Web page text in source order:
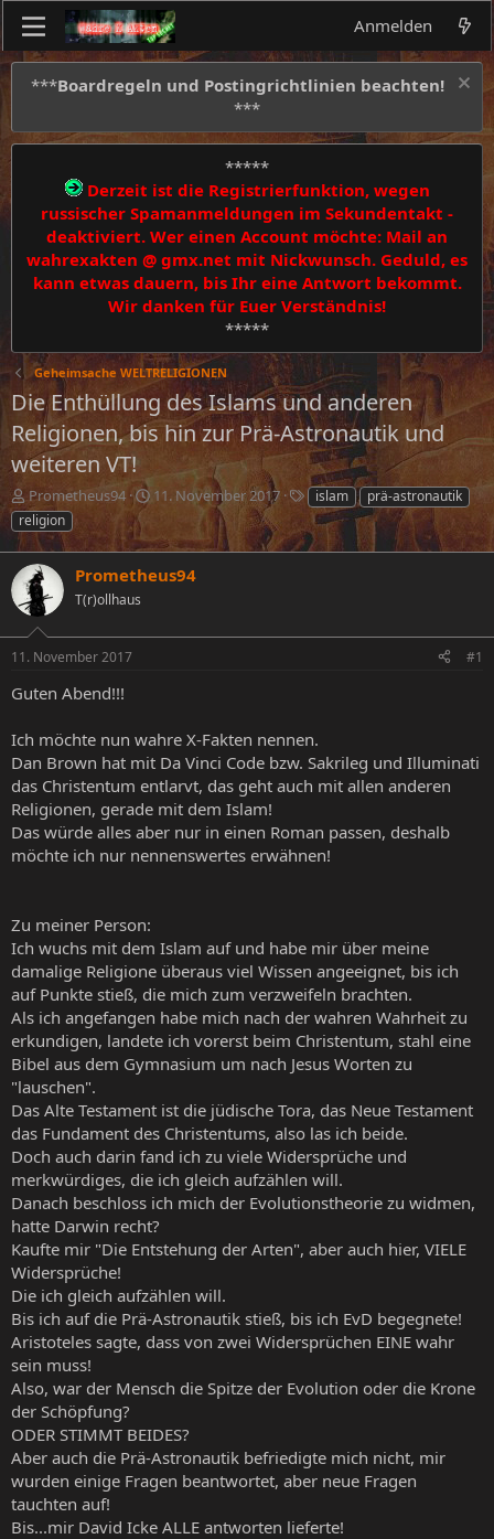
Anmelden
***Boardregeln und Postingrichtlinien beachten!
***
*****
Derzeit ist die Registrierfunktion, wegen
russischer Spamanmeldungen im Sekundentakt -
deaktiviert. Wer einen Account möchte: Mail an
wahrexakten @ gmx.net mit Nickwunsch. Geduld, es
kann etwas dauern, bis Ihr eine Antwort bekommt.
Wir danken für Euer Verständnis!
*****
Geheimsache WELTRELIGIONEN
Die Enthüllung des Islams und anderen
Religionen, bis hin zur Prä-Astronautik und
weiteren VT!
E
r
s
t
e
l
l
e
Prometheus94
E
t
e
t
11. November 2017
S
c
h
l
o
islam
prä-astronautik
religion
Prometheus94
T(r)ollhaus
11. November 2017 #1
Guten Abend!!!
Ich möchte nun wahre X-Fakten nennen.
Dan Brown hat mit Da Vinci Code bzw. Sakrileg und Illuminati
das Christentum entlarvt, das geht auch mit allen anderen
Religionen, gerade mit dem Islam!
Das würde alles aber nur in einen Roman passen, deshalb
möchte ich nur nennenswertes erwähnen!
Zu meiner Person:
Ich wuchs mit dem Islam auf und habe mir über meine
damalige Religione überaus viel Wissen angeeignet, bis ich
auf Punkte stieß, die mich zum verzweifeln brachten.
Als ich angefangen habe mich nach der wahren Wahrheit zu
erkundigen, landete ich vorerst beim Christentum, stahl eine
Bibel aus dem Gymnasium um nach Jesus Worten zu
"lauschen".
Das Alte Testament ist die jüdische Tora, das Neue Testament
das Fundament des Christentums, also las ich beide.
Doch auch darin fand ich zu viele Widersprüche und
merkwürdiges, die ich gleich aufzählen will.
Danach beschloss ich mich der Evolutionstheorie zu widmen,
hatte Darwin recht?
Kaufte mir "Die Entstehung der Arten", aber auch hier, VIELE
Widersprüche!
Die ich gleich aufzählen will.
Bis ich auf die Prä-Astronautik stieß, bis ich EvD begegnete!
Aristoteles sagte, dass von zwei Widersprüchen EINE wahr
sein muss!
Also, war der Mensch die Spitze der Evolution oder die Krone
der Schöpfung?
ODER STIMMT BEIDES?
Aber auch die Prä-Astronautik befriedigte mich nicht, mir
wurden einige Fragen beantwortet, aber neue Fragen
tauchten auf!
Bis...mir David Icke ALLE antworten lieferte!